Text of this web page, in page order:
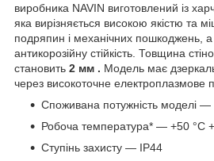
виробника NAVIN виготовлений із
яка вирізняється високою якістю та
подряпин і механічних пошкоджень,
антикорозійну стійкість. Товщина
становить 2 мм . Модель має
через високоточне електроплазмове
Споживана потужність моделі —
Робоча температура* — +50 °C
Ступінь захисту — IP44